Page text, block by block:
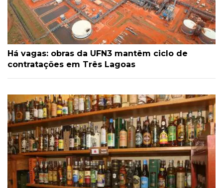
Há vagas: obras da UFN3 mantêm ciclo de
contratações em Três Lagoas